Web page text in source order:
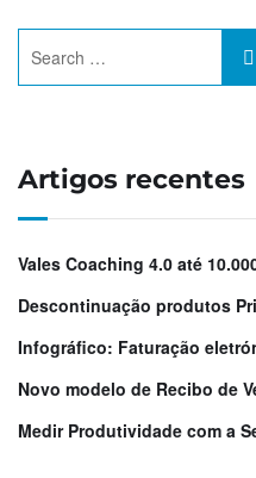
Artigos recentes
Vales Coaching 4.0 até
Descontinuação produtos
Infográfico: Faturação
Novo modelo de Recibo de
Medir Produtividade com a